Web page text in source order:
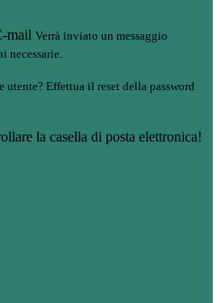
mail Verrà inviato un messaggio
necessarie.
utente? Effettua il reset della password
la casella di posta elettronica!